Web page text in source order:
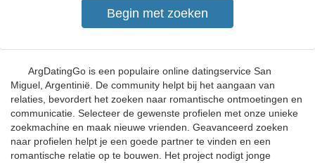
ArgDatingGo is een populaire online datingservice San
Miguel, Argentinië. De community helpt bij het aangaan van
relaties, bevordert het zoeken naar romantische ontmoetingen en
communicatie. Selecteer de gewenste profielen met onze unieke
zoekmachine en maak nieuwe vrienden. Geavanceerd zoeken
naar profielen helpt je een goede partner te vinden en een
romantische relatie op te bouwen. Het project nodigt jonge